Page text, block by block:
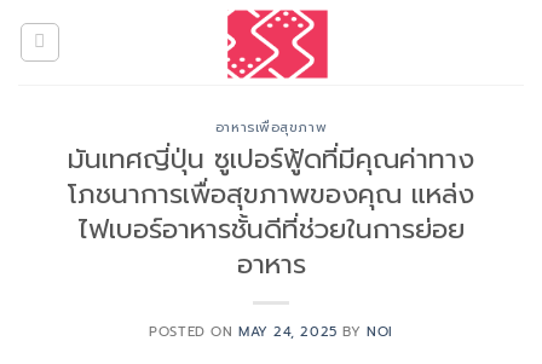
อาหารเพื่อสุขภาพ
มันเทศญี่ปุ่น ซูเปอร์ฟู้ดที่มีคุณค่าทาง
โภชนาการเพื่อสุขภาพของคุณ แหล่ง
ไฟเบอร์อาหารชั้นดีที่ช่วยในการย่อย
อาหาร
POSTED ON MAY 24, 2025 BY NOI